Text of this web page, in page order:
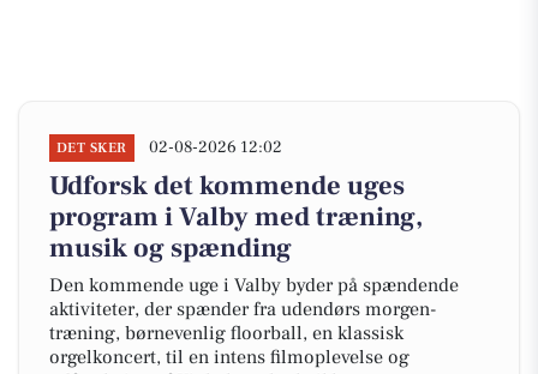
DET SKER 02-08-2026 12:02
Udforsk det kommende uges
program i Valby med træning,
musik og spænding
Den kommende uge i Valby byder på spændende
aktiviteter, der spænder fra udendørs morgen-
træning, børnevenlig floorball, en klassisk
orgelkoncert, til en intens filmoplevelse og